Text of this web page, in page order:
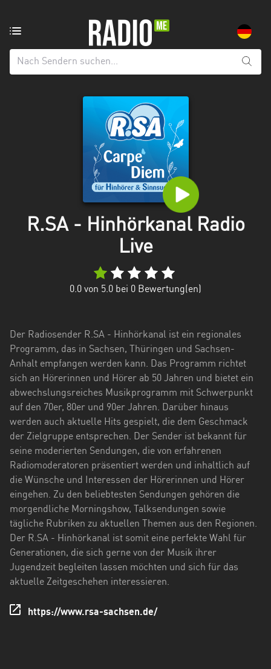
aus:
Alle
Bremen
Niedersachsen
Nordrhein-
Westfalen
Rheinland-
Pfalz
Saarland
Sachsen-
Anhalt
Schleswig-
Holstein
Thüringen
R.SA - Hinhörkanal Radio
Live
0.0 von 5.0 bei 0 Bewertung(en)
Der Radiosender R.SA - Hinhörkanal ist ein regionales
Programm, das in Sachsen, Thüringen und Sachsen-
Anhalt empfangen werden kann. Das Programm richtet
sich an Hörerinnen und Hörer ab 50 Jahren und bietet ein
abwechslungsreiches Musikprogramm mit Schwerpunkt
auf den 70er, 80er und 90er Jahren. Darüber hinaus
werden auch aktuelle Hits gespielt, die dem Geschmack
der Zielgruppe entsprechen. Der Sender ist bekannt für
seine moderierten Sendungen, die von erfahrenen
Radiomoderatoren präsentiert werden und inhaltlich auf
die Wünsche und Interessen der Hörerinnen und Hörer
eingehen. Zu den beliebtesten Sendungen gehören die
morgendliche Morningshow, Talksendungen sowie
tägliche Rubriken zu aktuellen Themen aus den Regionen.
Der R.SA - Hinhörkanal ist somit eine perfekte Wahl für
Generationen, die sich gerne von der Musik ihrer
Jugendzeit begleiten lassen möchten und sich für das
aktuelle Zeitgeschehen interessieren.
https://www.rsa-sachsen.de/